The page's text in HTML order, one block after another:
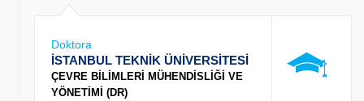
Doktora
İSTANBUL TEKNİK ÜNİVERSİTESİ
ÇEVRE BİLİMLERİ MÜHENDİSLİĞİ VE
YÖNETİMİ (DR)